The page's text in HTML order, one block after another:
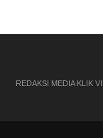
REDAKSI MEDIA KLIK